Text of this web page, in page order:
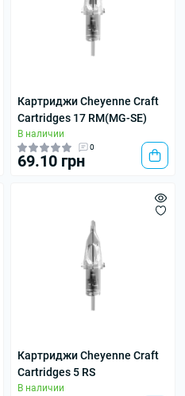
Картриджи Cheyenne Craft
Cartridges 17 RM(MG-SE)
В наличии
0
69.10 грн
Картриджи Cheyenne Craft
Cartridges 5 RS
В наличии